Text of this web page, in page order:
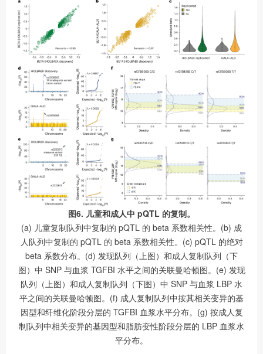
图6. 儿童和成人中 pQTL 的复制。
(a) 儿童复制队列中复制的 pQTL 的 beta 系数相关性。(b) 成
人队列中复制的 pQTL 的 beta 系数相关性。(c) pQTL 的绝对
beta 系数分布。(d) 发现队列（上图）和成人复制队列（下
图）中 SNP 与血浆 TGFBI 水平之间的关联曼哈顿图。(e) 发现
队列（上图）和成人复制队列（下图）中 SNP 与血浆 LBP 水
平之间的关联曼哈顿图。(f) 成人复制队列中按其相关变异的基
因型和纤维化阶段分层的 TGFBI 血浆水平分布。(g) 按成人复
制队列中相关变异的基因型和脂肪变性阶段分层的 LBP 血浆水
平分布。